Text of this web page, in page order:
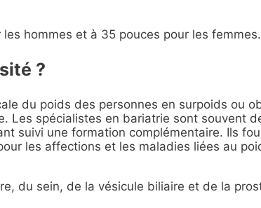
hommes et à 35 pouces pour les femmes.
?
du poids des personnes en surpoids ou
Les spécialistes en bariatrie sont souvent
suivi une formation complémentaire. Ils
les affections et les maladies liées au
du sein, de la vésicule biliaire et de la